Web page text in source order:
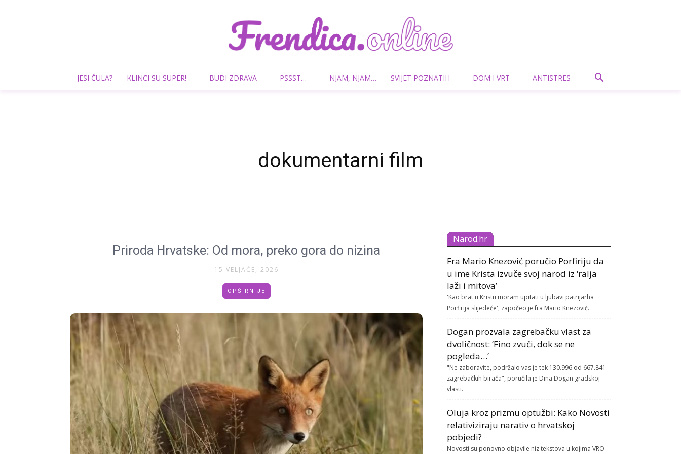
Frendica.online
JESI ČULA? KLINCI SU SUPER! BUDI ZDRAVA PSSST… NJAM, NJAM… SVIJET POZNATIH DOM I VRT ANTISTRES
dokumentarni film
Priroda Hrvatske: Od mora, preko gora do nizina
15 VELJAČE, 2026
OPŠIRNIJE
Narod.hr
Fra Mario Knezović poručio Porfiriju da
u ime Krista izvuče svoj narod iz ‘ralja
laži i mitova’
'Kao brat u Kristu moram upitati u ljubavi patrijarha
Porfirija slijedeće', započeo je fra Mario Knezović.
Dogan prozvala zagrebačku vlast za
dvoličnost: ‘Fino zvuči, dok se ne
pogleda…’
"Ne zaboravite, podržalo vas je tek 130.996 od 667.841
zagrebačkih birača", poručila je Dina Dogan gradskoj
vlasti.
Oluja kroz prizmu optužbi: Kako Novosti
relativiziraju narativ o hrvatskoj
pobjedi?
Novosti su ponovno objavile niz tekstova u kojima VRO